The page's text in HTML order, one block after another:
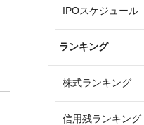
IPOスケジュール
ランキング
株式ランキング
信用残ランキング